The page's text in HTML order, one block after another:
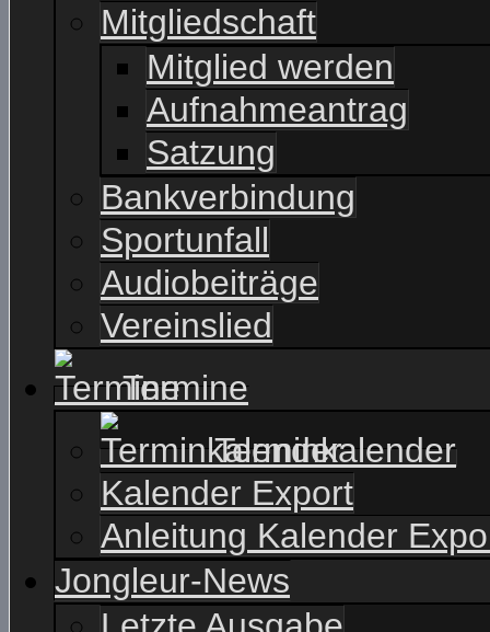
Mitgliedschaft
Mitglied werden
Aufnahmeantrag
Satzung
Bankverbindung
Sportunfall
Audiobeiträge
Vereinslied
Termine
Terminkalender
Kalender Export
Anleitung Kalender
Jongleur-News